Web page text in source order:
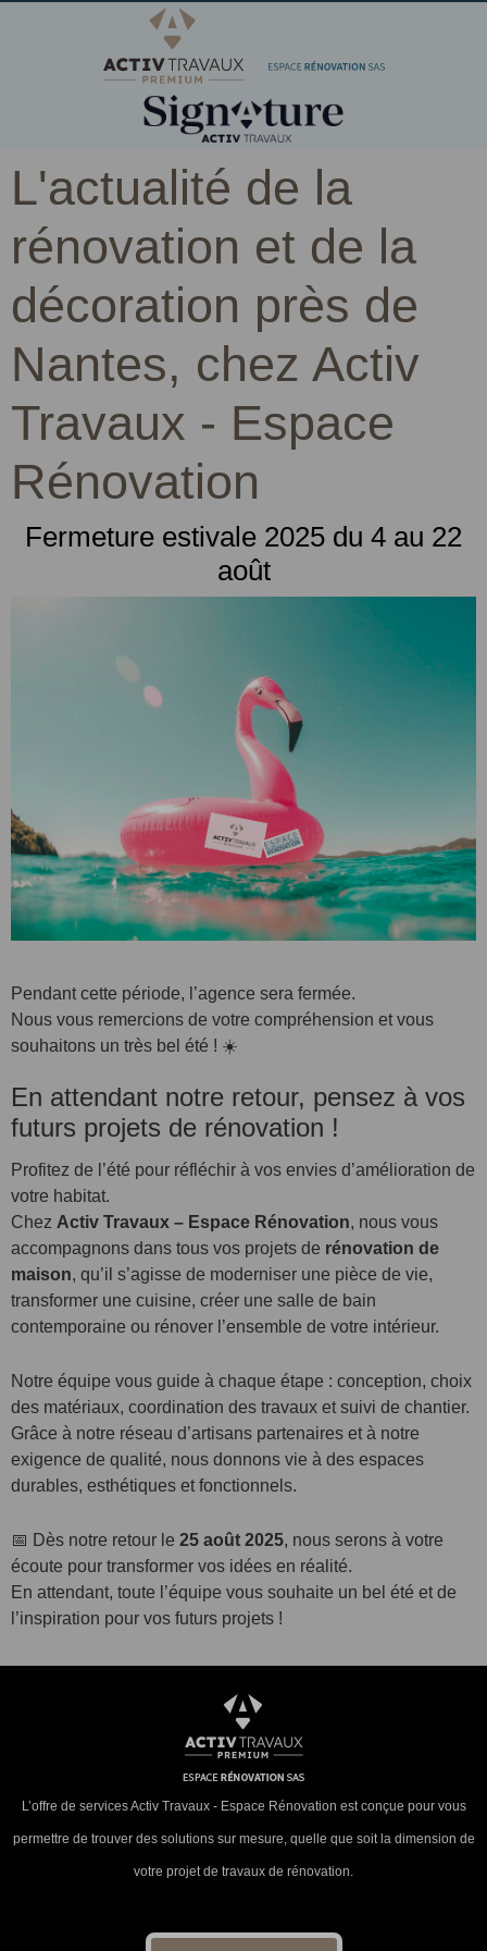
L'actualité de la
rénovation et de la
décoration près de
Nantes, chez Activ
Travaux - Espace
Rénovation
Fermeture estivale 2025 du 4 au 22
août
Pendant cette période, l’agence sera fermée.
Nous vous remercions de votre compréhension et vous
souhaitons un très bel été ! ☀️
En attendant notre retour, pensez à vos
futurs projets de rénovation !
Profitez de l’été pour réfléchir à vos envies d’amélioration de
votre habitat.
Chez Activ Travaux – Espace Rénovation, nous vous
accompagnons dans tous vos projets de rénovation de
maison, qu’il s’agisse de moderniser une pièce de vie,
transformer une cuisine, créer une salle de bain
contemporaine ou rénover l’ensemble de votre intérieur.
Notre équipe vous guide à chaque étape : conception, choix
des matériaux, coordination des travaux et suivi de chantier.
Grâce à notre réseau d’artisans partenaires et à notre
exigence de qualité, nous donnons vie à des espaces
durables, esthétiques et fonctionnels.
📅 Dès notre retour le 25 août 2025, nous serons à votre
écoute pour transformer vos idées en réalité.
En attendant, toute l’équipe vous souhaite un bel été et de
l’inspiration pour vos futurs projets !
L’offre de services Activ Travaux - Espace Rénovation est conçue pour vous
permettre de trouver des solutions sur mesure, quelle que soit la dimension de
votre projet de travaux de rénovation.